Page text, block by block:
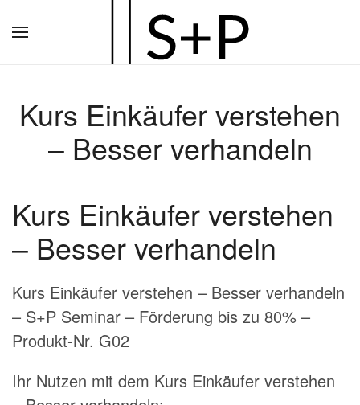
Hauptinhalt
Kurs Einkäufer verstehen
– Besser verhandeln
Kurs Einkäufer verstehen
– Besser verhandeln
Kurs Einkäufer verstehen – Besser verhandeln
– S+P Seminar – Förderung bis zu 80% –
Produkt-Nr. G02
Ihr Nutzen mit dem Kurs Einkäufer verstehen